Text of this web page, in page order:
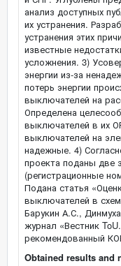
анализ доступных
их устранения.
устранения этих
известные
усложнения. 3)
энергии из-за
потерь энергии
выключателей на
Определена
выключателей в их
выключателей на
надежные. 4)
проекта поданы две
(регистрационные
Подана статья
выключателей в
Барукин А.С.,
журнал «Вестник
рекомендованный
Obtained results and